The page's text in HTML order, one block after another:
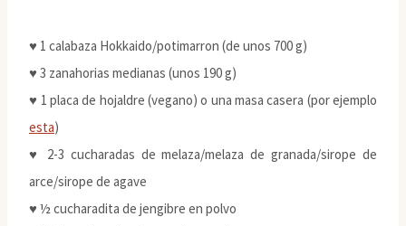
♥ 1 calabaza Hokkaido/potimarron (de unos 700 g)
♥ 3 zanahorias medianas (unos 190 g)
♥ 1 placa de hojaldre (vegano) o una masa casera (por ejemplo
esta)
♥ 2-3 cucharadas de melaza/melaza de granada/sirope de
arce/sirope de agave
♥ ½ cucharadita de jengibre en polvo